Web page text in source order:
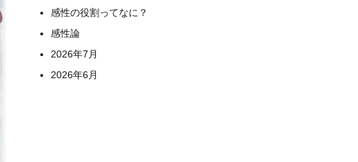
感性の役割ってなに？
感性論
2026年7月
2026年6月